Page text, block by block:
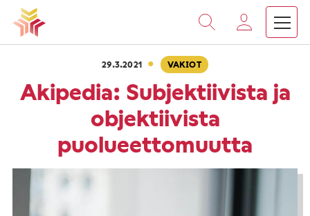
Vieritä
sisältöön
Etusivu Akipedia: Subjektiivista
29.3.2021 · VAKIOT
Akipedia: Subjektiivista ja
objektiivista
puolueettomuutta